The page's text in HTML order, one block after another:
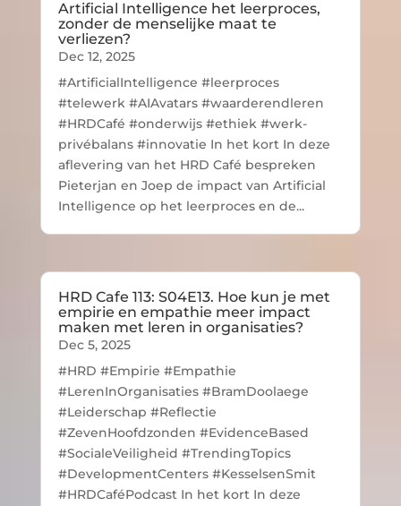
Artificial Intelligence het leerproces,
zonder de menselijke maat te
verliezen?
Dec 12, 2025
#ArtificialIntelligence #leerproces
#telewerk #AIAvatars #waarderendleren
#HRDCafé #onderwijs #ethiek #werk-
privébalans #innovatie In het kort In deze
aflevering van het HRD Café bespreken
Pieterjan en Joep de impact van Artificial
Intelligence op het leerproces en de...
HRD Cafe 113: S04E13. Hoe kun je met
empirie en empathie meer impact
maken met leren in organisaties?
Dec 5, 2025
#HRD #Empirie #Empathie
#LerenInOrganisaties #BramDoolaege
#Leiderschap #Reflectie
#ZevenHoofdzonden #EvidenceBased
#SocialeVeiligheid #TrendingTopics
#DevelopmentCenters #KesselsenSmit
#HRDCaféPodcast In het kort In deze